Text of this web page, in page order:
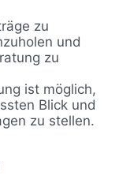
zu
und
zu
ist möglich,
Blick und
zu stellen.